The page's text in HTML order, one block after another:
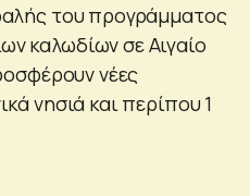
του προγράμματος
καλωδίων σε Αιγαίο
νέες
νησιά και περίπου 1